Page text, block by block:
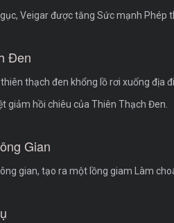
gục, Veigar được tăng Sức mạnh Phép
Đen
thạch đen khổng lồ rơi xuống địa
giảm hồi chiêu của Thiên Thạch Đen.
Gian
gian, tạo ra một lồng giam Làm